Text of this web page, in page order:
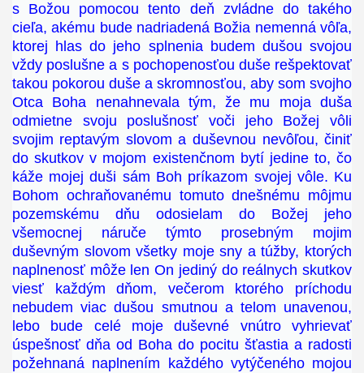
s Božou pomocou tento deň zvládne do takého
cieľa, akému bude nadriadená Božia nemenná vôľa,
ktorej hlas do jeho splnenia budem dušou svojou
vždy poslušne a s pochopenosťou duše rešpektovať
takou pokorou duše a skromnosťou, aby som svojho
Otca Boha nenahnevala tým, že mu moja duša
odmietne svoju poslušnosť voči jeho Božej vôli
svojim reptavým slovom a duševnou nevôľou, činiť
do skutkov v mojom existenčnom bytí jedine to, čo
káže mojej duši sám Boh príkazom svojej vôle. Ku
Bohom ochraňovanému tomuto dnešnému môjmu
pozemskému dňu odosielam do Božej jeho
všemocnej náruče týmto prosebným mojim
duševným slovom všetky moje sny a túžby, ktorých
naplnenosť môže len On jediný do reálnych skutkov
viesť každým dňom, večerom ktorého príchodu
nebudem viac dušou smutnou a telom unavenou,
lebo bude celé moje duševné vnútro vyhrievať
úspešnosť dňa od Boha do pocitu šťastia a radosti
požehnaná naplnením každého vytýčeného mojou